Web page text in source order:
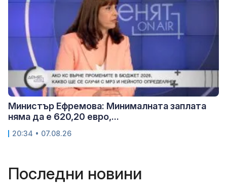
Министър Ефремова: Минималната заплата
няма да е 620,20 евро,...
20:34 • 07.08.26
Последни новини